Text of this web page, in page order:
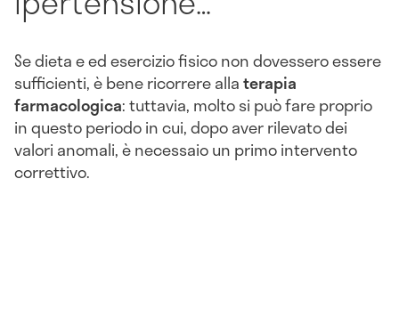
Se dieta e ed esercizio fisico non dovessero essere
sufficienti, è bene ricorrere allaterapia
farmacologica: tuttavia, molto si può fare proprio
in questo periodo in cui, dopo aver rilevato dei
valori anomali, è necessaio un primo intervento
correttivo.